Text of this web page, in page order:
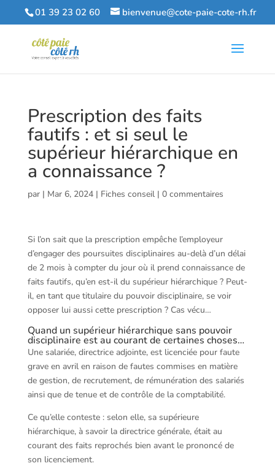
01 39 23 02 60 bienvenue@cote-paie-cote-rh.fr
Prescription des faits
fautifs : et si seul le
supérieur hiérarchique en
a connaissance ?
par | Mar 6, 2024| Fiches conseil| 0 commentaires
Si l’on sait que la prescription empêche l’employeur
d’engager des poursuites disciplinaires au-delà d’un délai
de 2 mois à compter du jour où il prend connaissance de
faits fautifs, qu’en est-il du supérieur hiérarchique ? Peut-
il, en tant que titulaire du pouvoir disciplinaire, se voir
opposer lui aussi cette prescription ? Cas vécu…
Quand un supérieur hiérarchique sans pouvoir
disciplinaire est au courant de certaines choses…
Une salariée, directrice adjointe, est licenciée pour faute
grave en avril en raison de fautes commises en matière
de gestion, de recrutement, de rémunération des salariés
ainsi que de tenue et de contrôle de la comptabilité.
Ce qu’elle conteste : selon elle, sa supérieure
hiérarchique, à savoir la directrice générale, était au
courant des faits reprochés bien avant le prononcé de
son licenciement.